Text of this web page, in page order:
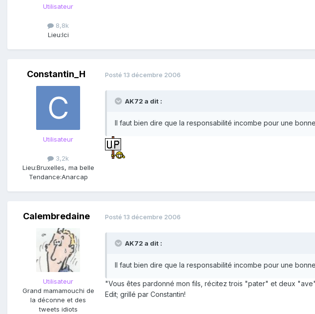
Utilisateur
8,8k
Lieu:Ici
Constantin_H
Utilisateur
3,2k
Lieu:Bruxelles, ma belle
Tendance:Anarcap
Posté 13 décembre 2006
AK72 a dit :
Il faut bien dire que la responsabilité incombe pour une
Calembredaine
Utilisateur
Grand mamamouchi de
la déconne et des
tweets idiots
Posté 13 décembre 2006
AK72 a dit :
Il faut bien dire que la responsabilité incombe pour une
"Vous êtes pardonné mon fils, récitez trois "pater" et deux
Edit; grillé par Constantin!